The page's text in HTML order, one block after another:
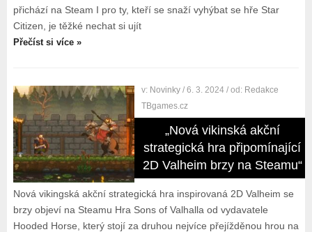
přichází na Steam I pro ty, kteří se snaží vyhýbat se hře Star
Citizen, je těžké nechat si ujít
Přečíst si více »
v: Novinky / 6. 3. 2024 / od: Redakce
TBgames.cz
„Nová vikinská akční
strategická hra připomínající
2D Valheim brzy na Steamu“
Nová vikingská akční strategická hra inspirovaná 2D Valheim se
brzy objeví na Steamu Hra Sons of Valhalla od vydavatele
Hooded Horse, který stojí za druhou nejvíce přejížděnou hrou na